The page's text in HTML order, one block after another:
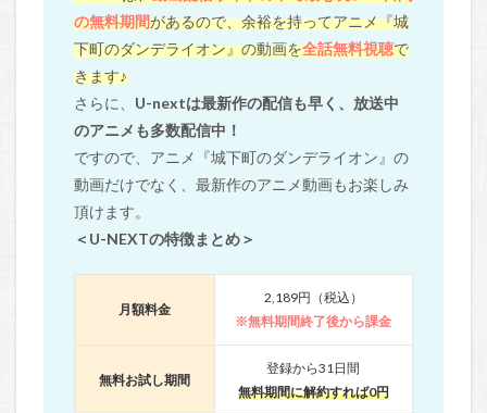
の無料期間があるので、余裕を持ってアニメ『城
下町のダンデライオン』の動画を全話無料視聴で
きます♪
さらに、 U-nextは最新作の配信も早く、放送中
のアニメも多数配信中！
ですので、アニメ『城下町のダンデライオン』の
動画だけでなく、最新作のアニメ動画もお楽しみ
頂けます。
＜U-NEXTの特徴まとめ＞
月額料金
2,189円（税込）
※無料期間終了後から課金
無料お試し期間
登録から31日間
無料期間に解約すれば0円